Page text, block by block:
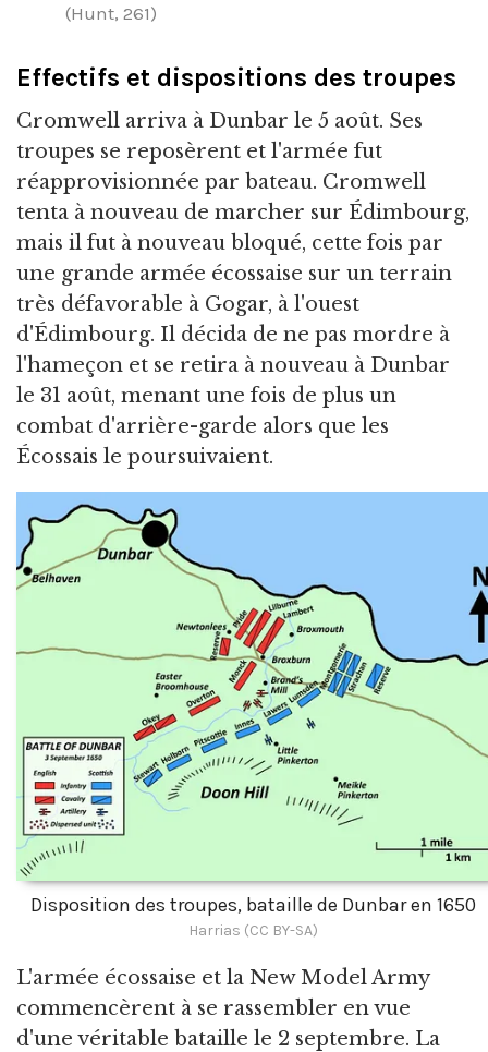
(Hunt, 261)
Effectifs et dispositions des troupes
Cromwell arriva à Dunbar le 5 août. Ses
troupes se reposèrent et l'armée fut
réapprovisionnée par bateau. Cromwell
tenta à nouveau de marcher sur Édimbourg,
mais il fut à nouveau bloqué, cette fois par
une grande armée écossaise sur un terrain
très défavorable à Gogar, à l'ouest
d'Édimbourg. Il décida de ne pas mordre à
l'hameçon et se retira à nouveau à Dunbar
le 31 août, menant une fois de plus un
combat d'arrière-garde alors que les
Écossais le poursuivaient.
Disposition des troupes, bataille de Dunbar en 1650
Harrias (CC BY-SA)
L'armée écossaise et la New Model Army
commencèrent à se rassembler en vue
d'une véritable bataille le 2 septembre. La